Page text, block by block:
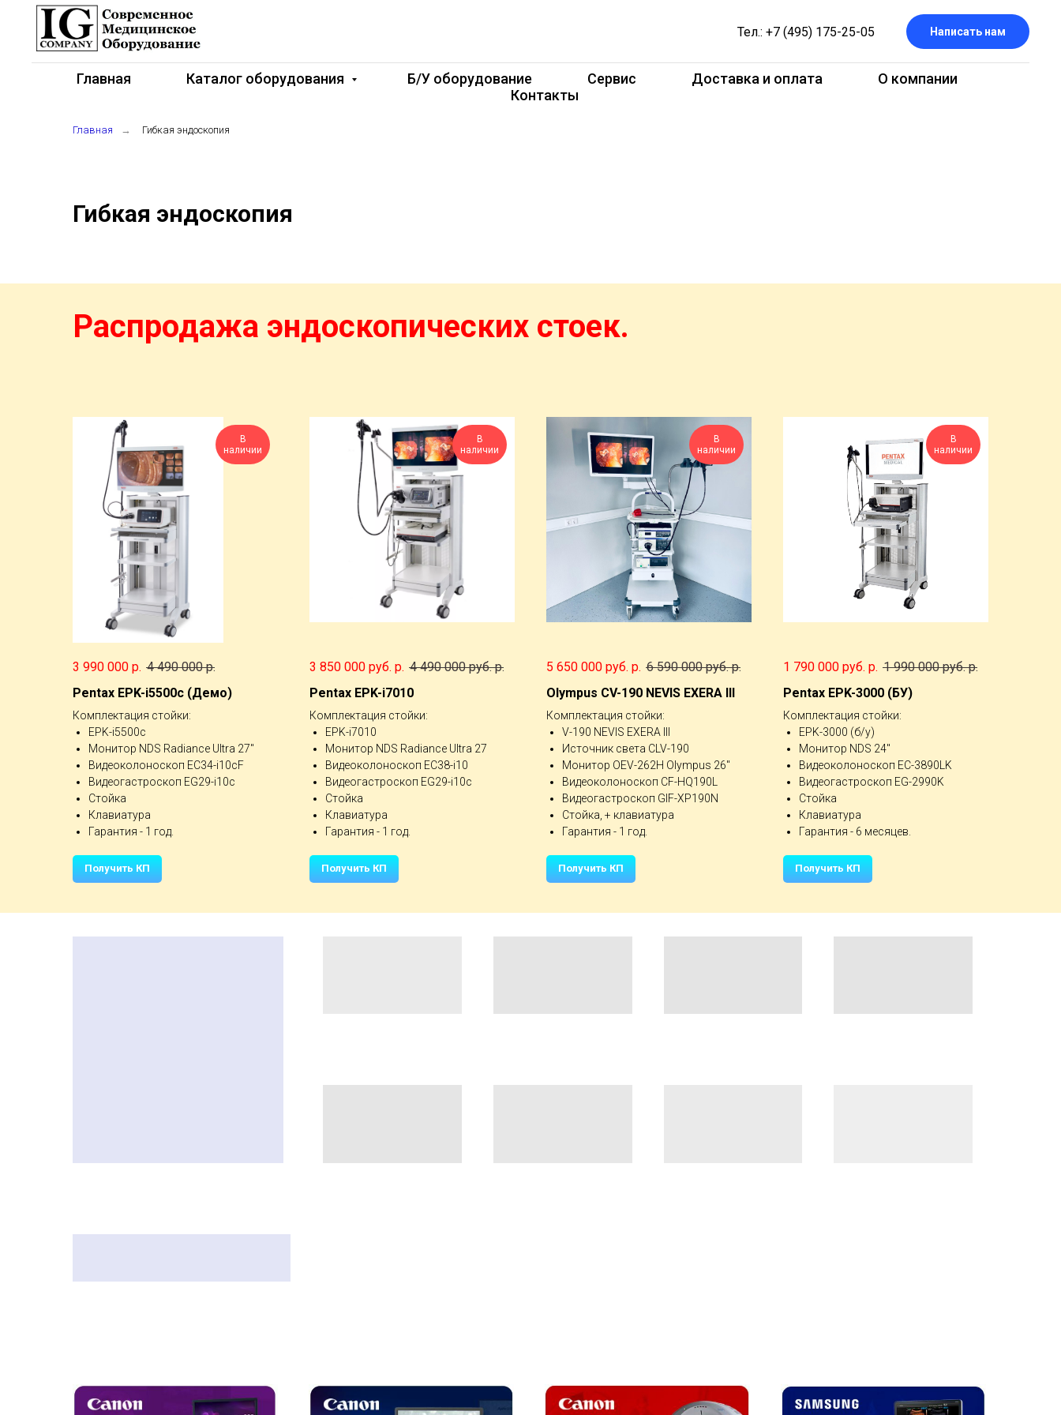
Тел.: +7 (495) 175-25-05 Написать нам
Главная Каталог оборудования Б/У оборудование Сервис Доставка и оплата
О компании
Контакты
Главная → Гибкая эндоскопия
Гибкая эндоскопия
Распродажа эндоскопических стоек.
В
наличии
3 990 000 р. 4 490 000 р.
Pentax EPK-i5500c (Демо)
Комплектация стойки:
EPK-i5500c
Монитор NDS Radiance Ultra 27"
Видеоколоноскоп EC34-i10cF
Видеогастроскоп EG29-i10с
Стойка
Клавиатура
Гарантия - 1 год.
Получить КП
В
наличии
3 850 000 руб. р. 4 490 000 руб. р.
Pentax EPK-i7010
Комплектация стойки:
EPK-i7010
Монитор NDS Radiance Ultra 27
Видеоколоноскоп EC38-i10
Видеогастроскоп EG29-i10с
Стойка
Клавиатура
Гарантия - 1 год.
Получить КП
В
наличии
5 650 000 руб. р. 6 590 000 руб. р.
Olympus CV-190 NEVIS EXERA III
Комплектация стойки:
V-190 NEVIS EXERA III
Источник света CLV-190
Монитор OEV-262H Olympus 26"
Видеоколоноскоп CF-HQ190L
Видеогастроскоп GIF-XP190N
Стойка, + клавиатура
Гарантия - 1 год.
Получить КП
В
наличии
1 790 000 руб. р. 1 990 000 руб. р.
Pentax EPK-3000 (БУ)
Комплектация стойки:
EPK-3000 (б/у)
Монитор NDS 24"
Видеоколоноскоп EC-3890LK
Видеогастроскоп EG-2990K
Стойка
Клавиатура
Гарантия - 6 месяцев.
Получить КП